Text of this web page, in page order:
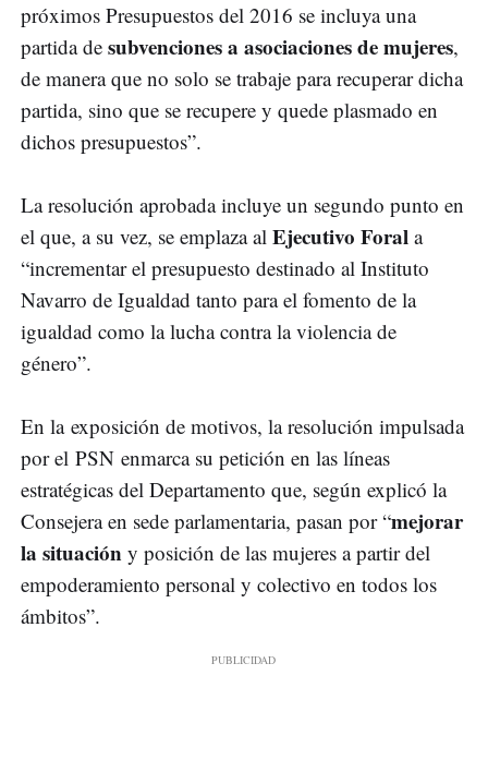
próximos Presupuestos del 2016 se incluya una
partida de subvenciones a asociaciones de mujeres,
de manera que no solo se trabaje para recuperar dicha
partida, sino que se recupere y quede plasmado en
dichos presupuestos”.
La resolución aprobada incluye un segundo punto en
el que, a su vez, se emplaza al Ejecutivo Foral a
“incrementar el presupuesto destinado al Instituto
Navarro de Igualdad tanto para el fomento de la
igualdad como la lucha contra la violencia de
género”.
En la exposición de motivos, la resolución impulsada
por el PSN enmarca su petición en las líneas
estratégicas del Departamento que, según explicó la
Consejera en sede parlamentaria, pasan por “mejorar
la situación y posición de las mujeres a partir del
empoderamiento personal y colectivo en todos los
ámbitos”.